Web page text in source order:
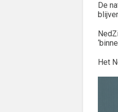
De
Het